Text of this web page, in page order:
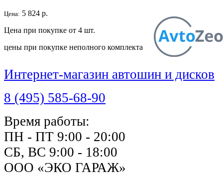
Цена: 5 824 р.
Цена при покупке от 4 шт.
цены при покупке неполного комплекта
Интернет-магазин автошин и дисков
8 (495) 585-68-90
Время работы:
ПН - ПТ 9:00 - 20:00
СБ, ВС 9:00 - 18:00
ООО «ЭКО ГАРАЖ»